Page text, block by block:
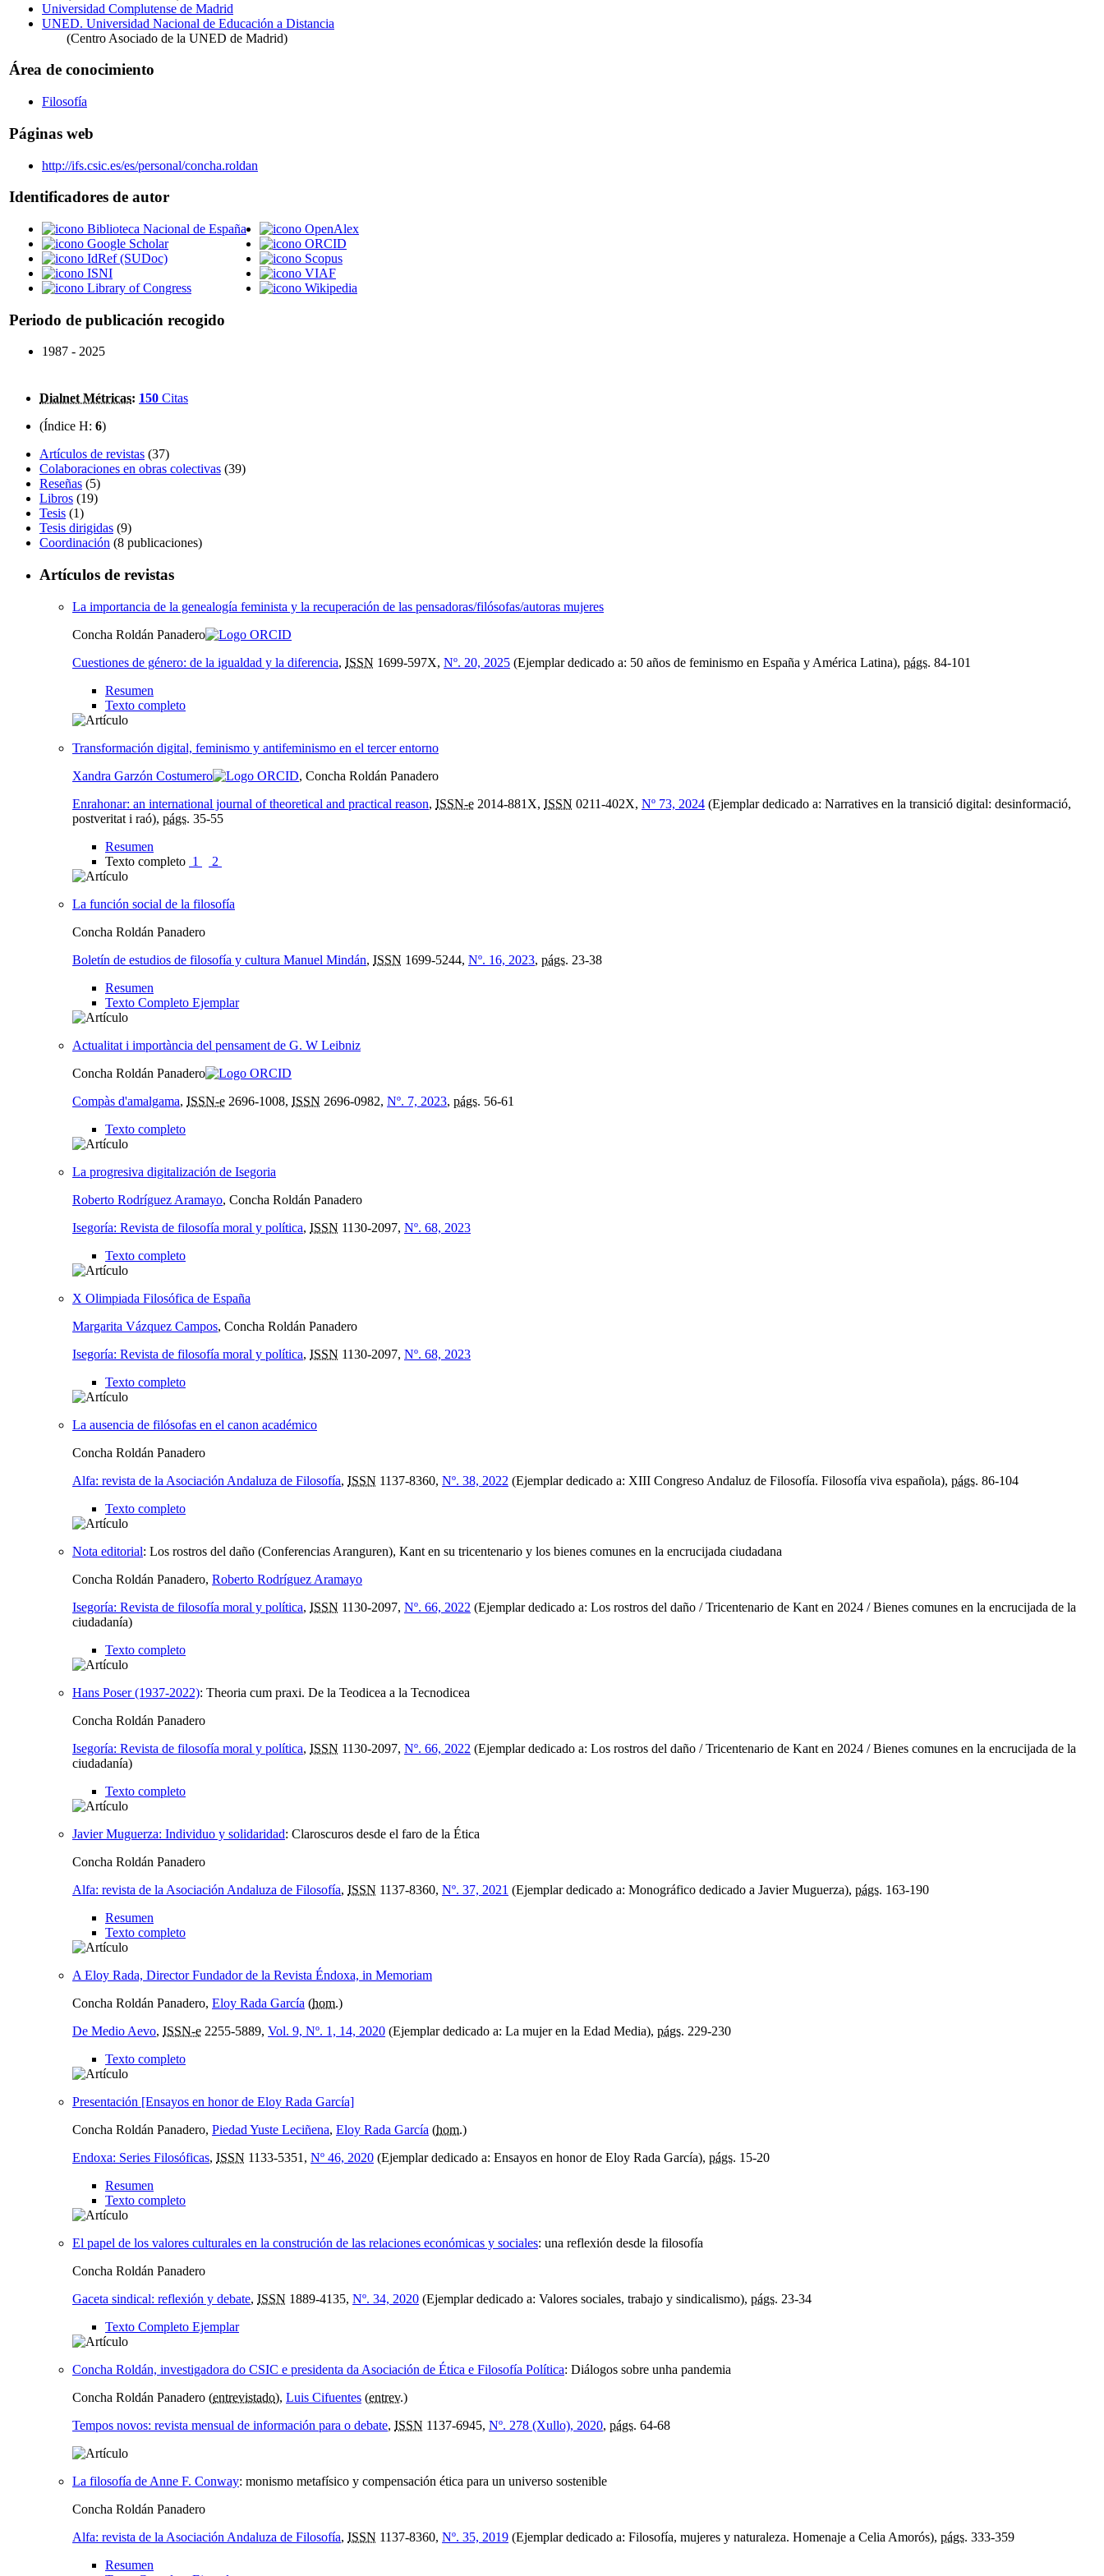
Universidad Complutense de Madrid
UNED. Universidad Nacional de Educación a Distancia
(Centro Asociado de la UNED de Madrid)
Área de conocimiento
Filosofía
Páginas web
http://ifs.csic.es/es/personal/concha.roldan
Identificadores de autor
Biblioteca Nacional de España
Google Scholar
IdRef (SUDoc)
ISNI
Library of Congress
OpenAlex
ORCID
Scopus
VIAF
Wikipedia
Periodo de publicación recogido
1987 - 2025
Dialnet Métricas: 150 Citas
(Índice H: 6)
Artículos de revistas (37)
Colaboraciones en obras colectivas (39)
Reseñas (5)
Libros (19)
Tesis (1)
Tesis dirigidas (9)
Coordinación (8 publicaciones)
Artículos de revistas
La importancia de la genealogía feminista y la recuperación de las pensadoras/filósofas/autoras mujeres
Concha Roldán Panadero
Cuestiones de género: de la igualdad y la diferencia, ISSN 1699-597X, Nº. 20, 2025 (Ejemplar dedicado a: 50 años de feminismo en España y América Latina), págs. 84-101
Resumen
Texto completo
Transformación digital, feminismo y antifeminismo en el tercer entorno
Xandra Garzón Costumero
, Concha Roldán Panadero
Enrahonar: an international journal of theoretical and practical reason, ISSN-e 2014-881X, ISSN 0211-402X, Nº 73, 2024 (Ejemplar dedicado a: Narratives en la transició digital: desinformació,
postveritat i raó), págs. 35-55
Resumen
Texto completo 1 2
La función social de la filosofía
Concha Roldán Panadero
Boletín de estudios de filosofía y cultura Manuel Mindán, ISSN 1699-5244, Nº. 16, 2023, págs. 23-38
Resumen
Texto Completo Ejemplar
Actualitat i importància del pensament de G. W Leibniz
Concha Roldán Panadero
Compàs d'amalgama, ISSN-e 2696-1008, ISSN 2696-0982, Nº. 7, 2023, págs. 56-61
Texto completo
La progresiva digitalización de Isegoria
Roberto Rodríguez Aramayo, Concha Roldán Panadero
Isegoría: Revista de filosofía moral y política, ISSN 1130-2097, Nº. 68, 2023
Texto completo
X Olimpiada Filosófica de España
Margarita Vázquez Campos, Concha Roldán Panadero
Isegoría: Revista de filosofía moral y política, ISSN 1130-2097, Nº. 68, 2023
Texto completo
La ausencia de filósofas en el canon académico
Concha Roldán Panadero
Alfa: revista de la Asociación Andaluza de Filosofía, ISSN 1137-8360, Nº. 38, 2022 (Ejemplar dedicado a: XIII Congreso Andaluz de Filosofía. Filosofía viva española), págs. 86-104
Texto completo
Nota editorial: Los rostros del daño (Conferencias Aranguren), Kant en su tricentenario y los bienes comunes en la encrucijada ciudadana
Concha Roldán Panadero, Roberto Rodríguez Aramayo
Isegoría: Revista de filosofía moral y política, ISSN 1130-2097, Nº. 66, 2022 (Ejemplar dedicado a: Los rostros del daño / Tricentenario de Kant en 2024 / Bienes comunes en la encrucijada de la
ciudadanía)
Texto completo
Hans Poser (1937-2022): Theoria cum praxi. De la Teodicea a la Tecnodicea
Concha Roldán Panadero
Isegoría: Revista de filosofía moral y política, ISSN 1130-2097, Nº. 66, 2022 (Ejemplar dedicado a: Los rostros del daño / Tricentenario de Kant en 2024 / Bienes comunes en la encrucijada de la
ciudadanía)
Texto completo
Javier Muguerza: Individuo y solidaridad: Claroscuros desde el faro de la Ética
Concha Roldán Panadero
Alfa: revista de la Asociación Andaluza de Filosofía, ISSN 1137-8360, Nº. 37, 2021 (Ejemplar dedicado a: Monográfico dedicado a Javier Muguerza), págs. 163-190
Resumen
Texto completo
A Eloy Rada, Director Fundador de la Revista Éndoxa, in Memoriam
Concha Roldán Panadero, Eloy Rada García (hom.)
De Medio Aevo, ISSN-e 2255-5889, Vol. 9, Nº. 1, 14, 2020 (Ejemplar dedicado a: La mujer en la Edad Media), págs. 229-230
Texto completo
Presentación [Ensayos en honor de Eloy Rada García]
Concha Roldán Panadero, Piedad Yuste Leciñena, Eloy Rada García (hom.)
Endoxa: Series Filosóficas, ISSN 1133-5351, Nº 46, 2020 (Ejemplar dedicado a: Ensayos en honor de Eloy Rada García), págs. 15-20
Resumen
Texto completo
El papel de los valores culturales en la construción de las relaciones económicas y sociales: una reflexión desde la filosofía
Concha Roldán Panadero
Gaceta sindical: reflexión y debate, ISSN 1889-4135, Nº. 34, 2020 (Ejemplar dedicado a: Valores sociales, trabajo y sindicalismo), págs. 23-34
Texto Completo Ejemplar
Concha Roldán, investigadora do CSIC e presidenta da Asociación de Ética e Filosofía Política: Diálogos sobre unha pandemia
Concha Roldán Panadero (entrevistado), Luis Cifuentes (entrev.)
Tempos novos: revista mensual de información para o debate, ISSN 1137-6945, Nº. 278 (Xullo), 2020, págs. 64-68
La filosofía de Anne F. Conway: monismo metafísico y compensación ética para un universo sostenible
Concha Roldán Panadero
Alfa: revista de la Asociación Andaluza de Filosofía, ISSN 1137-8360, Nº. 35, 2019 (Ejemplar dedicado a: Filosofía, mujeres y naturaleza. Homenaje a Celia Amorós), págs. 333-359
Resumen